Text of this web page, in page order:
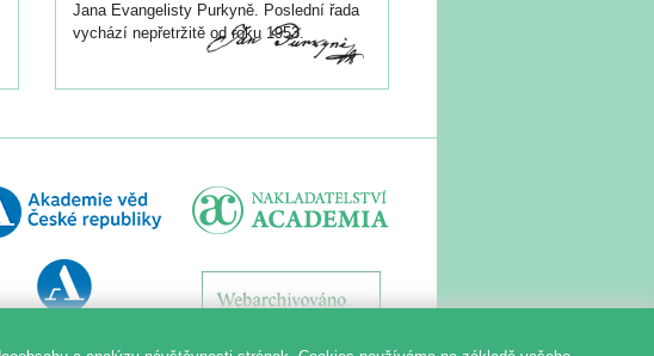
Jana Evangelisty Purkyně. Poslední řada
vychází nepřetržitě od roku 1953.